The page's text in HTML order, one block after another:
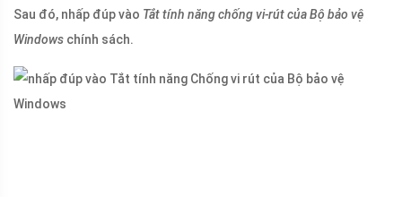
Sau đó, nhấp đúp vào Tắt tính năng chống vi-rút của Bộ bảo vệ
Windows chính sách.